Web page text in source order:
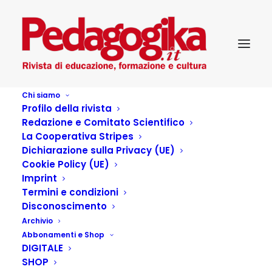
Chi siamo
Profilo della rivista
Redazione e Comitato Scientifico
La Cooperativa Stripes
Dichiarazione sulla Privacy (UE)
Cookie Policy (UE)
Imprint
Termini e condizioni
Disconoscimento
Archivio
Abbonamenti e Shop
DIGITALE
SHOP
Cronaca, migrazioni,
educazione:
collegamenti necessari
15 GIUGNO 2017